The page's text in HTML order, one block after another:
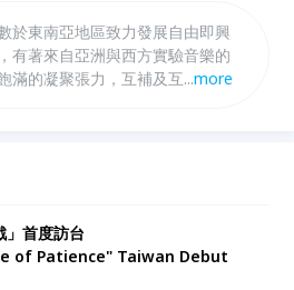
於東南亞地區致力發展自由即興
有著來自亞洲與西方實驗音樂的
滿的凝聚張力，互補及互動的對
...more
」首度訪台
of Patience" Taiwan Debut